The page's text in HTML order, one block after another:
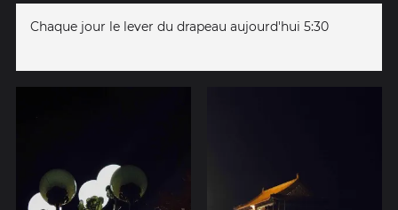
Chaque jour le lever du drapeau aujourd'hui 5:30